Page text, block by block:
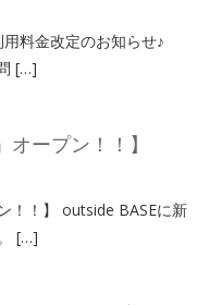
料金改定のお知らせ♪
[…]
オープン！！】
！！】 outside BASEに新
[…]